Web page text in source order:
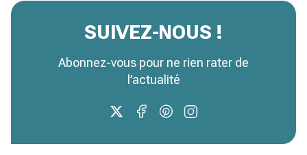
SUIVEZ-NOUS !
Abonnez-vous pour ne rien rater de
l’actualité